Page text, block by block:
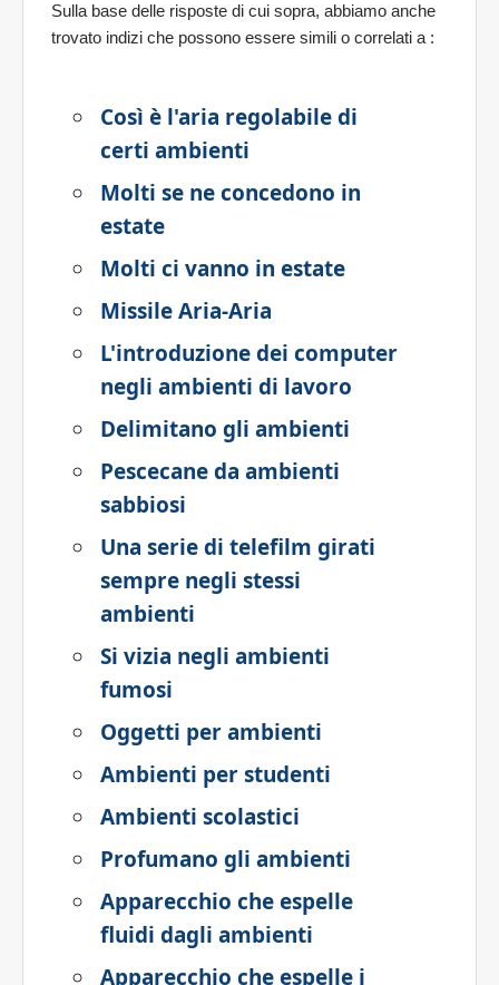
Sulla base delle risposte di cui sopra, abbiamo anche
trovato indizi che possono essere simili o correlati a :
Così è l'aria regolabile di
certi ambienti
Molti se ne concedono in
estate
Molti ci vanno in estate
Missile Aria-Aria
L'introduzione dei computer
negli ambienti di lavoro
Delimitano gli ambienti
Pescecane da ambienti
sabbiosi
Una serie di telefilm girati
sempre negli stessi
ambienti
Si vizia negli ambienti
fumosi
Oggetti per ambienti
Ambienti per studenti
Ambienti scolastici
Profumano gli ambienti
Apparecchio che espelle
fluidi dagli ambienti
Apparecchio che espelle i